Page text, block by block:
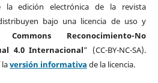
la edición electrónica de la revista
bajo una licencia de uso y
Commons Reconocimiento-No
4.0 Internacional” (CC-BY-NC-SA).
versión informativa de la licencia.